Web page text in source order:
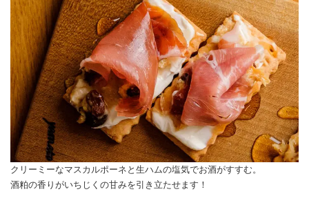
クリーミーなマスカルポーネと生ハムの塩気でお酒がすすむ。
酒粕の香りがいちじくの甘みを引き立たせます！